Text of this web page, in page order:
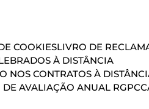
COOKIESLIVRO DE
À DISTÂNCIA
NOS CONTRATOS À
DE AVALIAÇÃO ANUAL RGPC